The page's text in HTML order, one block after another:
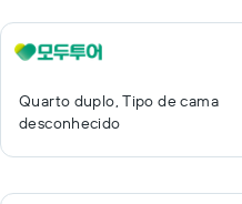
Quarto duplo, Tipo de cama
desconhecido